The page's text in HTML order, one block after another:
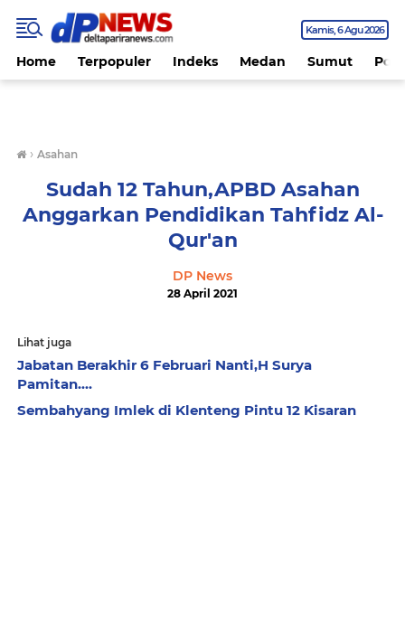
Kamis 6 Agu 2026
Home Terpopuler Indeks Medan Sumut
› Asahan
Sudah 12 Tahun,APBD Asahan
Anggarkan Pendidikan Tahfidz Al-
Qur'an
DP News
28 April 2021
Lihat juga
Jabatan Berakhir 6 Februari Nanti,H Surya
Pamitan....
Sembahyang Imlek di Klenteng Pintu 12 Kisaran